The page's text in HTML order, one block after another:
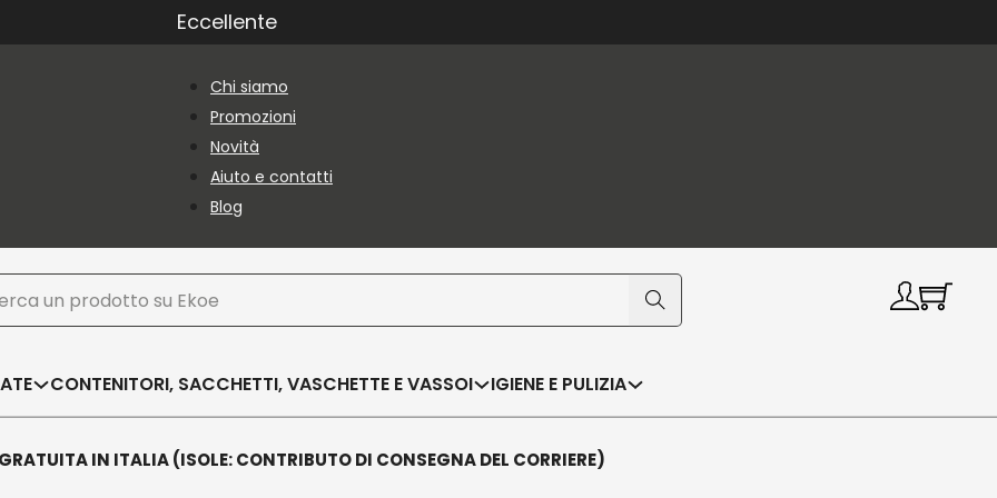
Eccellente
Chi siamo
Promozioni
Novità
Aiuto e contatti
Blog
CONTENITORI, SACCHETTI, VASCHETTE E VASSOI IGIENE E PULIZIA
IN ITALIA (ISOLE: CONTRIBUTO DI CONSEGNA DEL CORRIERE)